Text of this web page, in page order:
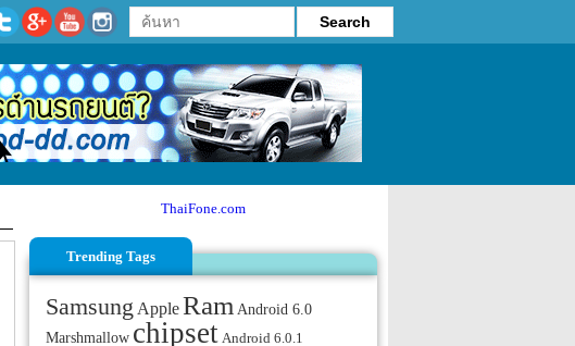
ThaiFone.com
Trending Tags
Samsung AppleRam Android 6.0
Marshmallow chipset Android 6.0.1